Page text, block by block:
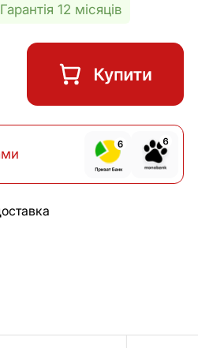
Гарантія 12 місяців